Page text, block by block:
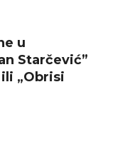
u
Starčević”
„Obrisi